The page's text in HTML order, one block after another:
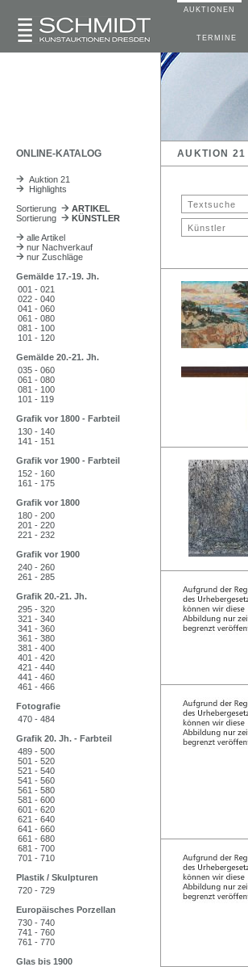
AUKTIONEN
TERMINE
ONLINE-KATALOG AUKTION 21
Auktion 21
Highlights
Sortierung
ARTIKEL
Sortierung
KÜNSTLER
alle Artikel
nur Nachverkauf
nur Zuschläge
Gemälde 17.-19. Jh.
001 - 021
022 - 040
041 - 060
061 - 080
081 - 100
101 - 120
Gemälde 20.-21. Jh.
035 - 060
061 - 080
081 - 100
101 - 119
Grafik vor 1800 - Farbteil
130 - 140
141 - 151
Grafik vor 1900 - Farbteil
152 - 160
161 - 175
Grafik vor 1800
180 - 200
201 - 220
221 - 232
Grafik vor 1900
240 - 260
261 - 285
Grafik 20.-21. Jh.
295 - 320
321 - 340
341 - 360
361 - 380
381 - 400
401 - 420
421 - 440
441 - 460
461 - 466
Fotografie
470 - 484
Grafik 20. Jh. - Farbteil
489 - 500
501 - 520
521 - 540
541 - 560
561 - 580
581 - 600
601 - 620
621 - 640
641 - 660
661 - 680
681 - 700
701 - 710
Plastik / Skulpturen
720 - 729
Europäisches Porzellan
730 - 740
741 - 760
761 - 770
Glas bis 1900